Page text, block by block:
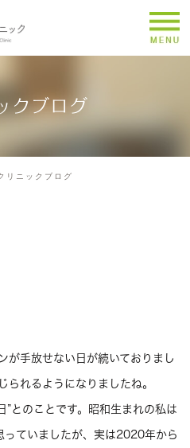
クブログ
リニックブログ
が手放せない日が続いておりまし
られるようになりましたね。
”とのことです。昭和生まれの私は
っていましたが、実は2020年から